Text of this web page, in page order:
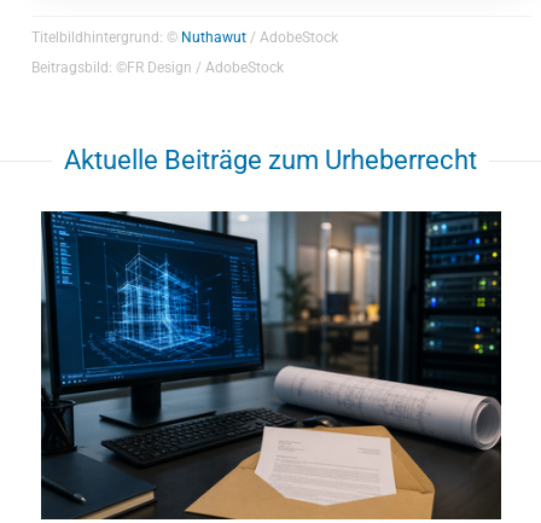
Titelbildhintergrund: © Nuthawut/ AdobeStock
Beitragsbild: ©FR Design / AdobeStock
Aktuelle Beiträge zum Urheberrecht